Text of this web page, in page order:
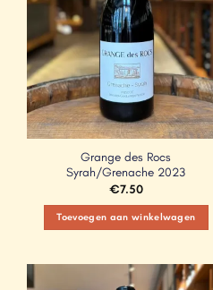
Grange des Rocs
Syrah/Grenache 2023
€7.50
Toevoegen aan winkelwagen